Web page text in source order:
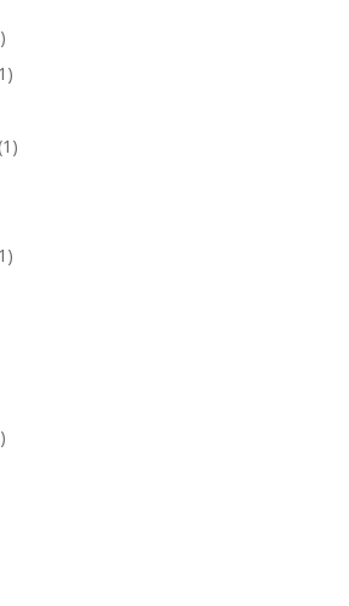
(1)